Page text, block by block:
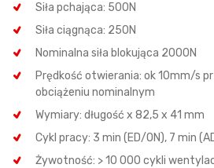
Siła pchająca: 500N
Siła ciągnąca: 250N
Nominalna siła blokująca 2000N
Prędkość otwierania: ok 10mm/s
obciążeniu nominalnym
Wymiary: długość x 82,5 x 41 mm
Cykl pracy: 3 min (ED/ON), 7 min
Żywotność: > 10 000 cykli